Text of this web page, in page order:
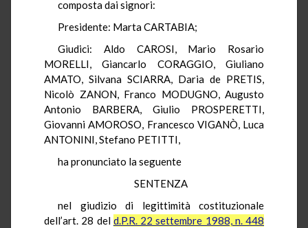
composta dai signori:
Presidente: Marta CARTABIA;
Giudici: Aldo CAROSI, Mario Rosario
MORELLI, Giancarlo CORAGGIO, Giuliano
AMATO, Silvana SCIARRA, Daria de PRETIS,
Nicolò ZANON, Franco MODUGNO, Augusto
Antonio BARBERA, Giulio PROSPERETTI,
Giovanni AMOROSO, Francesco VIGANÒ, Luca
ANTONINI, Stefano PETITTI,
ha pronunciato la seguente
SENTENZA
nel giudizio di legittimità costituzionale
dell’art. 28 del d.P.R. 22 settembre 1988, n. 448